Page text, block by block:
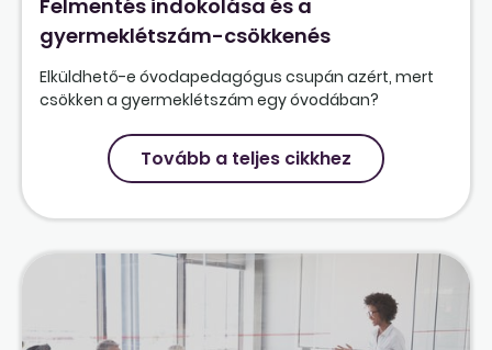
Felmentés indokolása és a
gyermeklétszám-csökkenés
Elküldhető-e óvodapedagógus csupán azért, mert
csökken a gyermeklétszám egy óvodában?
Tovább a teljes cikkhez